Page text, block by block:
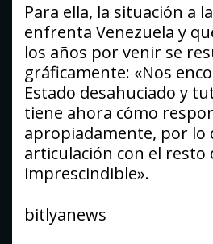
Para ella, la situación a
enfrenta Venezuela y
los años por venir se
gráficamente: «Nos
Estado desahuciado y
tiene ahora cómo
apropiadamente, por lo
articulación con el resto
imprescindible».
bitlyanews